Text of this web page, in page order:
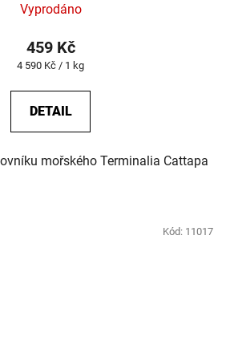
Vyprodáno
459 Kč
Měrná
4 590 Kč / 1 kg
DETAIL
mořského Terminalia Cattapa
Kód: 11017